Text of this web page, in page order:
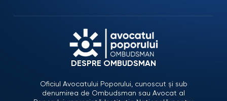
DESPRE OMBUDSMAN
Oficiul Avocatului Poporului, cunoscut și sub
denumirea de Ombudsman sau Avocat al